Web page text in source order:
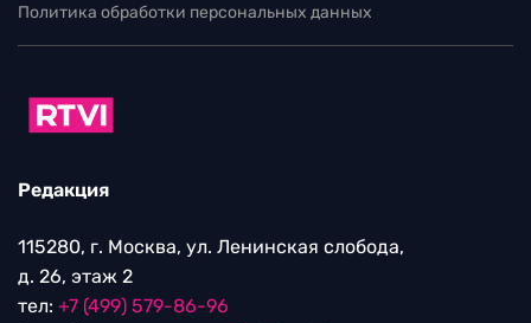
Политика обработки персональных данных
Редакция
115280, г. Москва, ул. Ленинская слобода,
д. 26, этаж 2
тел: +7 (499) 579-86-96